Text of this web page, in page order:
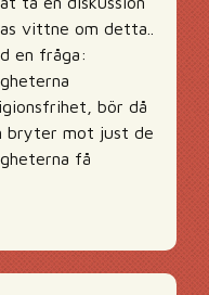
vittne om detta..
en fråga:
bör då
bryter mot just de
få